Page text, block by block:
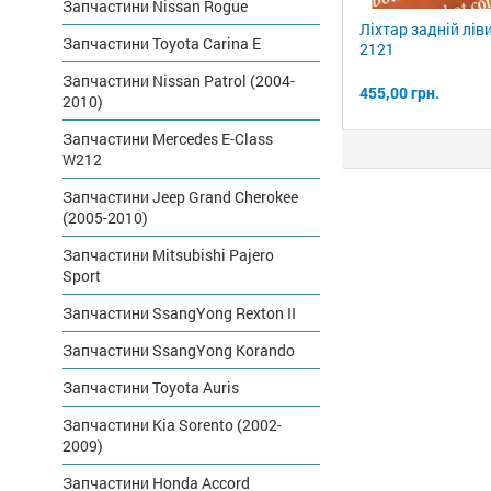
Ліхтар задній
2121
455,00 грн.
Запчастини Nissan Rogue
Запчастини Toyota Carina E
Запчастини Nissan Patrol (2004-
2010)
Запчастини Mercedes E-Class
W212
Запчастини Jeep Grand Cherokee
(2005-2010)
Запчастини Mitsubishi Pajero
Sport
Запчастини SsangYong Rexton II
Запчастини SsangYong Korando
Запчастини Toyota Auris
Запчастини Kia Sorento (2002-
2009)
Запчастини Honda Accord